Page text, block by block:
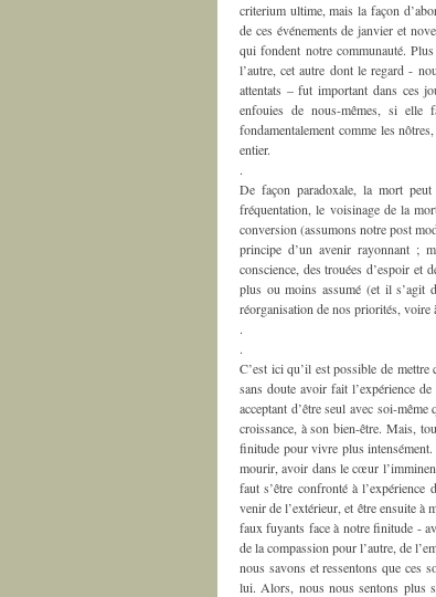
criterium ultime, mais la façon
de ces événements de janvier et
qui fondent notre communauté.
l’autre, cet autre dont le regard -
attentats – fut important dans ces
enfouies de nous-mêmes, si elle
fondamentalement comme les
entier.
.
De façon paradoxale, la mort
fréquentation, le voisinage de la
conversion (assumons notre post
principe d’un avenir rayonnant ;
conscience, des trouées d’espoir et
plus ou moins assumé (et il s’agit
réorganisation de nos priorités, voire
.
.
C’est ici qu’il est possible de
sans doute avoir fait l’expérience
acceptant d’être seul avec soi-
croissance, à son bien-être. Mais,
finitude pour vivre plus
mourir, avoir dans le cœur
faut s’être confronté à
venir de l’extérieur, et être ensuite à
faux fuyants face à notre finitude -
de la compassion pour l’autre, de
nous savons et ressentons que ces
lui. Alors, nous nous sentons plus